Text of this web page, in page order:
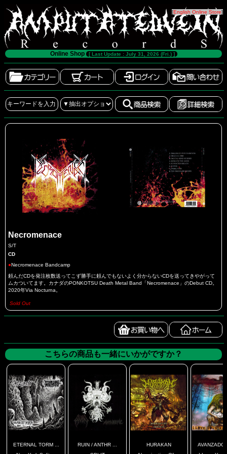
[English Online Store]
Online Shop [ Last Update : July 31, 2026 (Fri.) ]
Necromenace
S/T
CD
●Necromenace Bandcamp
頼んだCDを発注枚数送ってこず勝手に頼んでもないよく分からないCDを送ってきやがって
ムカついてます。カナダのPONKOTSU Death Metal Band「Necromenace」のDebut CD。
2020年Via Nocturna。
Sold Out
こちらの商品も一緒にいかがですか？
ETERNAL TORM ...
RUIN / ANTHR ...
HURAKAN
AVANZADO